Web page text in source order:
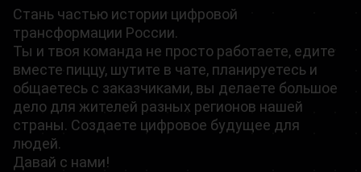
Стань частью истории цифровой
трансформации России.
Ты и твоя команда не просто работаете, едите
вместе пиццу, шутите в чате, планируетесь и
общаетесь с заказчиками, вы делаете большое
дело для жителей разных регионов нашей
страны. Создаете цифровое будущее для
людей.
Давай с нами!